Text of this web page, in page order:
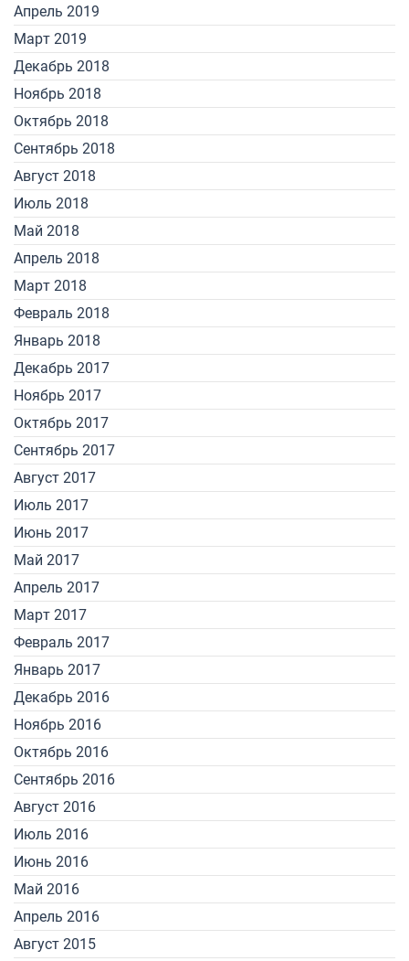
Апрель 2019
Март 2019
Декабрь 2018
Ноябрь 2018
Октябрь 2018
Сентябрь 2018
Август 2018
Июль 2018
Май 2018
Апрель 2018
Март 2018
Февраль 2018
Январь 2018
Декабрь 2017
Ноябрь 2017
Октябрь 2017
Сентябрь 2017
Август 2017
Июль 2017
Июнь 2017
Май 2017
Апрель 2017
Март 2017
Февраль 2017
Январь 2017
Декабрь 2016
Ноябрь 2016
Октябрь 2016
Сентябрь 2016
Август 2016
Июль 2016
Июнь 2016
Май 2016
Апрель 2016
Август 2015